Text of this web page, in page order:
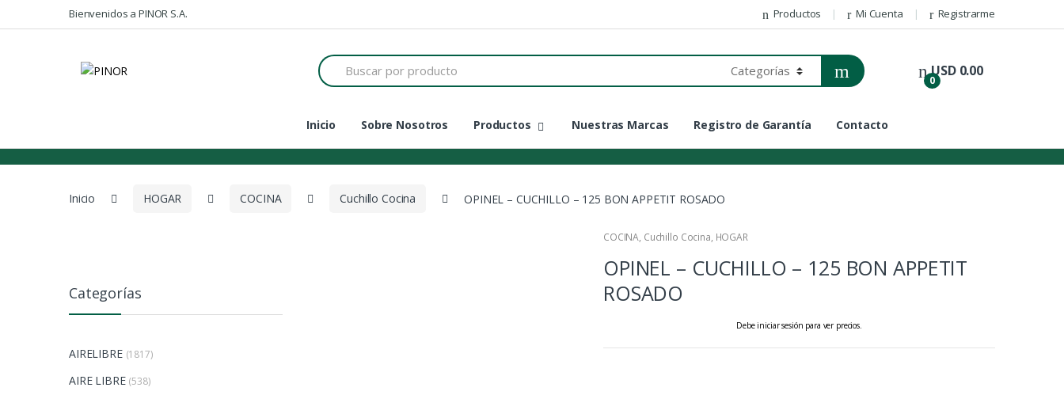
Skip to navigation
Skip to contentBienvenidos a PINOR S.A. Productos Mi Cuenta Registrarme
S
e
a
c
h
f
0
USD 0.00
Inicio Sobre Nosotros Productos Nuestras Marcas Registro de Garantía Contacto
Inicio HOGAR COCINA Cuchillo Cocina OPINEL – CUCHILLO – 125 BON APPETIT ROSADO
COCINA, Cuchillo Cocina, HOGAR
OPINEL – CUCHILLO – 125 BON APPETIT
ROSADO
Debe iniciar sesión para ver precios.
Categorías
AIRELIBRE (1817)
AIRE LIBRE (538)